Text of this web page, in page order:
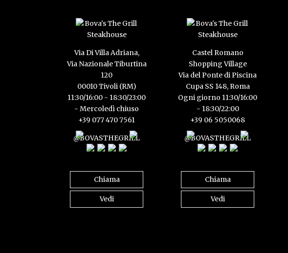
Via Di Villa Adriana,
Via Nazionale Tiburtina
120
00010 Tivoli (RM)
11:30/16:00 - 18:30/23:00
- Mercoledì chiuso
+39 077 470 7561
@BOVASTHEGRILL
Chiama
Vedi
Castel Romano
Shopping Village
Via del Ponte di Piscina
Cupa SS 148, Roma
Ogni giorno 11:30/16:00
- 18:30/22:00
+39 06 5050068
@BOVASTHEGRILL
Chiama
Vedi